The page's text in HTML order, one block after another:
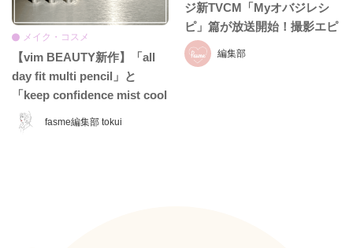
fasme編集部 tokui
メイク・コスメ
【vim BEAUTY新作】「all
day fit multi pencil」と
「keep confidence mist cool
EX」をレビュー♡ 夏のお直
しに頼れるコスメをチェッ
編集部
ジ新TVCM「Myオバジレシ
ピ」篇が放送開始！撮影エピ
ソード＆インタビュー全文を
お届け